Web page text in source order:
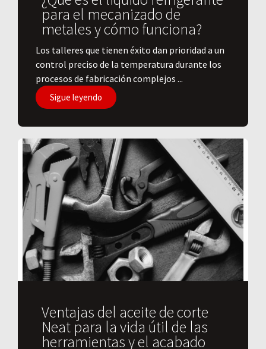
para el mecanizado de
metales y cómo funciona?
​Los talleres que tienen éxito dan prioridad a un
control preciso de la temperatura durante los
procesos de fabricación complejos ...
Sigue leyendo
Ventajas del aceite de corte
Neat para la vida útil de las
herramientas y el acabado